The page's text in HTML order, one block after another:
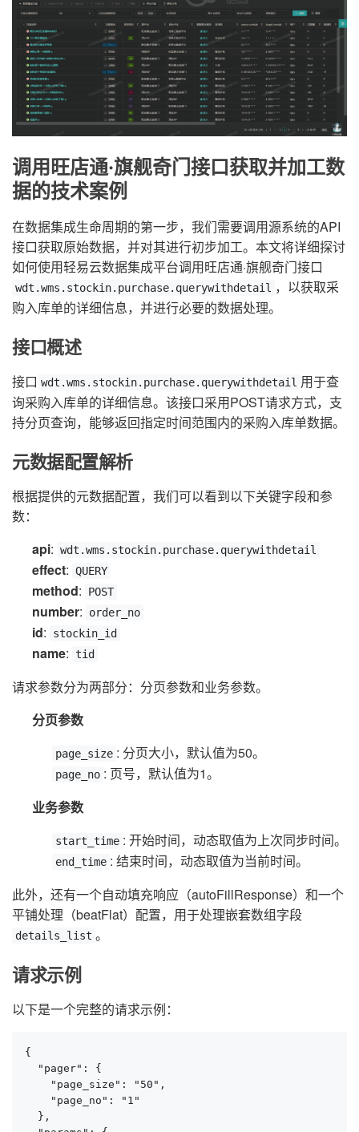
调用旺店通·旗舰奇门接口获取并加工数
据的技术案例
在数据集成生命周期的第一步，我们需要调用源系统的API
接口获取原始数据，并对其进行初步加工。本文将详细探讨
如何使用轻易云数据集成平台调用旺店通·旗舰奇门接口
wdt.wms.stockin.purchase.querywithdetail ，以获取采
购入库单的详细信息，并进行必要的数据处理。
接口概述
接口 wdt.wms.stockin.purchase.querywithdetail 用于查
询采购入库单的详细信息。该接口采用POST请求方式，支
持分页查询，能够返回指定时间范围内的采购入库单数据。
元数据配置解析
根据提供的元数据配置，我们可以看到以下关键字段和参
数：
api: wdt.wms.stockin.purchase.querywithdetail
effect: QUERY
method: POST
number: order_no
id: stockin_id
name: tid
请求参数分为两部分：分页参数和业务参数。
分页参数
page_size : 分页大小，默认值为50。
page_no : 页号，默认值为1。
业务参数
start_time : 开始时间，动态取值为上次同步时间。
end_time : 结束时间，动态取值为当前时间。
此外，还有一个自动填充响应（autoFillResponse）和一个
平铺处理（beatFlat）配置，用于处理嵌套数组字段
details_list 。
请求示例
以下是一个完整的请求示例：
{
  "pager": {
    "page_size": "50",
    "page_no": "1"
  },